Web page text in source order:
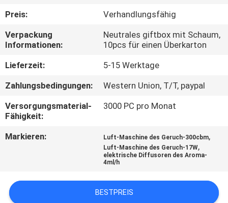
QUALITÄTSKONTROLLE
TRETEN
SIE
MIT
IN
VERBINDUNG
SIE EIN
ZITAT
Preis:
Verhandlungsfähig
Verpackung
Informationen:
Neutrales giftbox mit Schaum,
10pcs für einen Überkarton
Lieferzeit:
5-15 Werktage
Zahlungsbedingungen:
Western Union, T/T, paypal
Versorgungsmaterial-
Fähigkeit:
3000 PC pro Monat
Markieren: Luft-Maschine des Geruch-300cbm,
Luft-Maschine des Geruch-17W,
elektrische Diffusoren des Aroma-
4ml/h
BESTPREIS